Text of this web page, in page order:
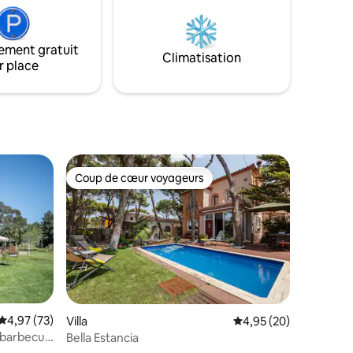
gratuit
place
Climatisation
: 4,67 sur 5
moyenne sur la base de 73 commentaires : 4,97 sur 5
4,97 (73)
Coup de cœur voyageurs
Coup de cœur voyageurs
Villa Évaluation moyenne
4,95 (20)
Bella Estancia